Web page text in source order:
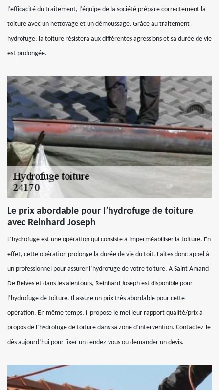
l’efficacité du traitement, l’équipe de la société prépare correctement la
toiture avec un nettoyage et un démoussage. Grâce au traitement
hydrofuge, la toiture résistera aux différentes agressions et sa durée de vie
est prolongée.
Le prix abordable pour l’hydrofuge de toiture
avec Reinhard Joseph
L’hydrofuge est une opération qui consiste à imperméabiliser la toiture. En
effet, cette opération prolonge la durée de vie du toit. Faites donc appel à
un professionnel pour assurer l’hydrofuge de votre toiture. A Saint Amand
De Belves et dans les alentours, Reinhard Joseph est disponible pour
l’hydrofuge de toiture. Il assure un prix très abordable pour cette
opération. En même temps, il propose le meilleur rapport qualité/prix à
propos de l’hydrofuge de toiture dans sa zone d’intervention. Contactez-le
dès aujourd’hui pour fixer un rendez-vous ou demander un devis.